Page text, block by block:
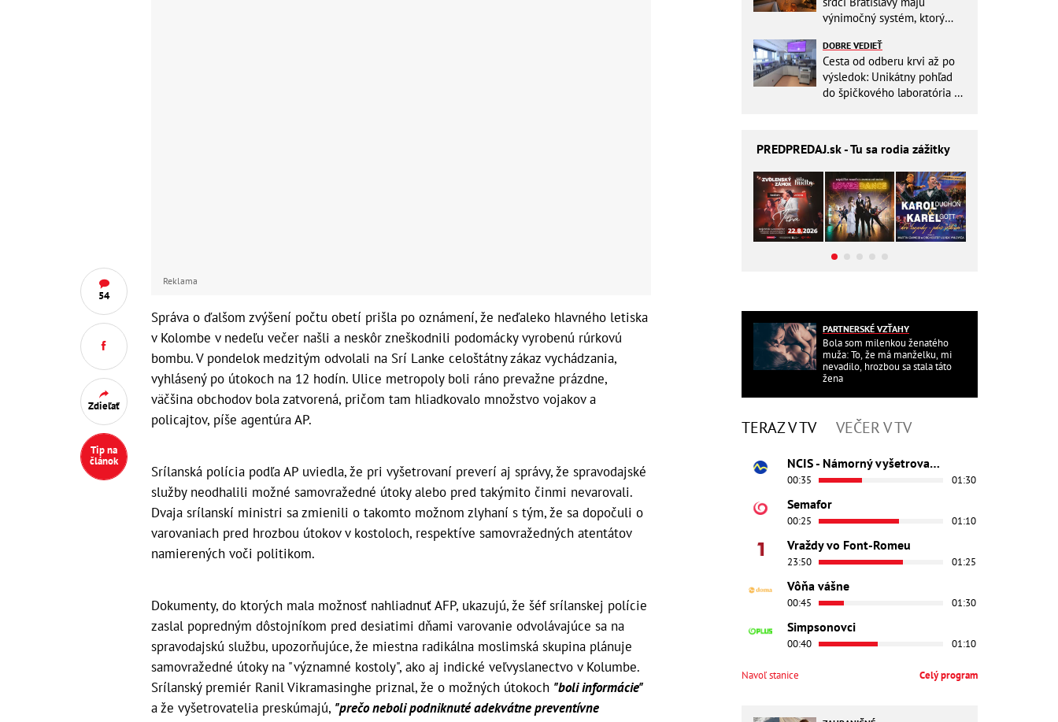
54
Zdieľať
Tip na
článok
Reklama
Správa o ďalšom zvýšení počtu obetí prišla po oznámení, že neďaleko hlavného letiska
v Kolombe v nedeľu večer našli a neskôr zneškodnili podomácky vyrobenú rúrkovú
bombu. V pondelok medzitým odvolali na Srí Lanke celoštátny zákaz vychádzania,
vyhlásený po útokoch na 12 hodín. Ulice metropoly boli ráno prevažne prázdne,
väčšina obchodov bola zatvorená, pričom tam hliadkovalo množstvo vojakov a
policajtov, píše agentúra AP.
Srílanská polícia podľa AP uviedla, že pri vyšetrovaní preverí aj správy, že spravodajské
služby neodhalili možné samovražedné útoky alebo pred takýmito činmi nevarovali.
Dvaja srílanskí ministri sa zmienili o takomto možnom zlyhaní s tým, že sa dopočuli o
varovaniach pred hrozbou útokov v kostoloch, respektíve samovražedných atentátov
namierených voči politikom.
Dokumenty, do ktorých mala možnosť nahliadnuť AFP, ukazujú, že šéf srílanskej polície
zaslal popredným dôstojníkom pred desiatimi dňami varovanie odvolávajúce sa na
spravodajskú službu, upozorňujúce, že miestna radikálna moslimská skupina plánuje
samovražedné útoky na "významné kostoly", ako aj indické veľvyslanectvo v Kolumbe.
Srílanský premiér Ranil Vikramasinghe priznal, že o možných útokoch "boli informácie"
a že vyšetrovatelia preskúmajú, "prečo neboli podniknuté adekvátne preventívne
výnimočný systém, ktorý
DOBRE VEDIEŤ
Cesta od odberu krvi až po
výsledok: Unikátny pohľad
do špičkového laboratória na
PREDPREDAJ.sk - Tu sa rodia zážitky
PARTNERSKÉ VZŤAHY
Bola som milenkou ženatého
muža: To, že má manželku, mi
nevadilo, hrozbou sa stala táto
žena
TERAZ V TV VEČER V TV
NCIS - Námorný vyšetrovací úrad
00:35 01:30
Semafor
00:25 01:10
Vraždy vo Font-Romeu
23:50 01:25
Vôňa vášne
00:45 01:30
Simpsonovci
00:40 01:10
Navoľ stanice Celý program